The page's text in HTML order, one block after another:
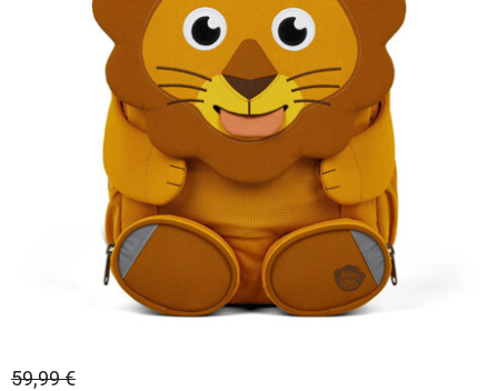
59,99 €